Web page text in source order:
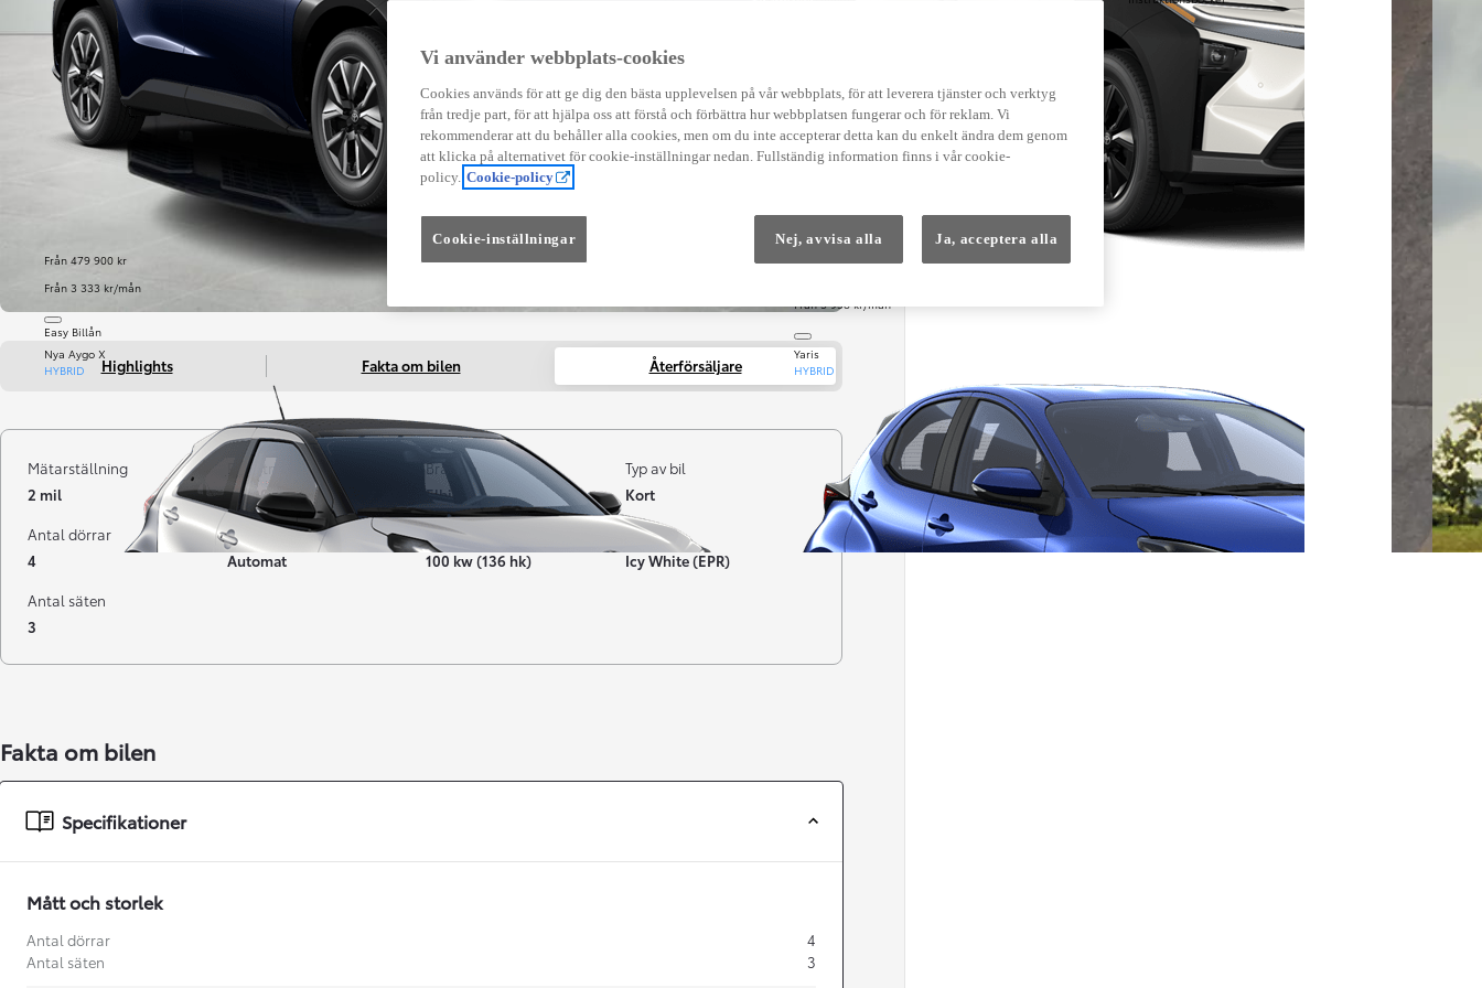
Från 479 900 kr
Från 3 333 kr/mån
Easy Billån
Från 3 958 kr/mån
Nya Aygo X
HYBRID
Från 238 900 kr
Yaris
HYBRID
GR Yaris
Highlights Fakta om bilen Återförsäljare
Mätarställning
2 mil
Registrerad
06-2026
Bränsle
Elbil
Typ av bil
Kort
Antal dörrar
4
Växellåda
Automat
Effekt
100 kw (136 hk)
Färg
Icy White (EPR)
Antal säten
3
Fakta om bilen
Specifikationer
Mått och storlek
Antal dörrar
4
Antal säten
3
Vi använder webbplats-cookies
Cookies används för att ge dig den bästa upplevelsen på vår webbplats, för att leverera tjänster och verktyg
från tredje part, för att hjälpa oss att förstå och förbättra hur webbplatsen fungerar och för reklam. Vi
rekommenderar att du behåller alla cookies, men om du inte accepterar detta kan du enkelt ändra dem genom
att klicka på alternativet för cookie-inställningar nedan. Fullständig information finns i vår cookie-
policy. Cookie-policy
Cookie-inställningar Nej, avvisa alla Ja, acceptera alla